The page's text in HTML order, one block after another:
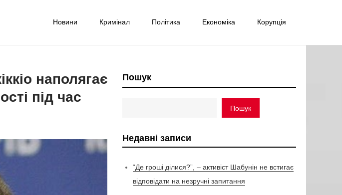
Новини Кримінал Політика Економіка Корупція
наполягає
під час
Пошук
Пошук
Недавні записи
“Де гроші ділися?”, – активіст Шабунін не встигає
відповідати на незручні запитання